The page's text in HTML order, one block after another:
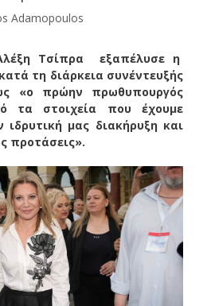
Adamopoulos
Τσίπρα εξαπέλυσε η
τη διάρκεια συνέντευξής
«ο πρώην πρωθυπουργός
τα στοιχεία που έχουμε
ιδρυτική μας διακήρυξη και
προτάσεις».